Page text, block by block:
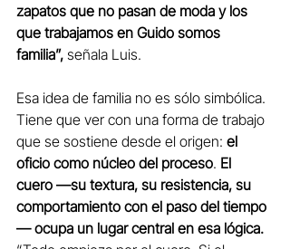
zapatos que no pasan de moda y los
que trabajamos en Guido somos
familia”, señala Luis.
Esa idea de familia no es sólo simbólica.
Tiene que ver con una forma de trabajo
que se sostiene desde el origen: el
oficio como núcleo del proceso. El
cuero —su textura, su resistencia, su
comportamiento con el paso del tiempo
— ocupa un lugar central en esa lógica.